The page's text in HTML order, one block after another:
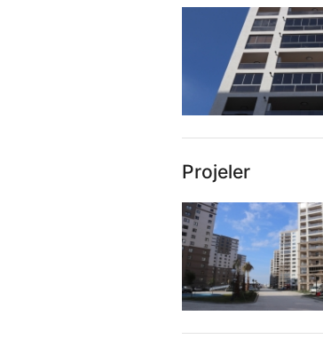
Projeler